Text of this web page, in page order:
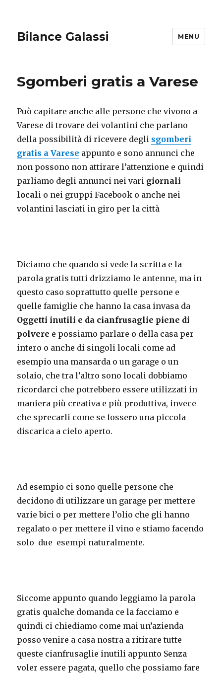
Bilance Galassi MENU
Sgomberi gratis a Varese
Può capitare anche alle persone che vivono a
Varese di trovare dei volantini che parlano
della possibilità di ricevere degli sgomberi
gratis a Varese appunto e sono annunci che
non possono non attirare l’attenzione e quindi
parliamo degli annunci nei vari giornali
locali o nei gruppi Facebook o anche nei
volantini lasciati in giro per la città
Diciamo che quando si vede la scritta e la
parola gratis tutti drizziamo le antenne, ma in
questo caso soprattutto quelle persone e
quelle famiglie che hanno la casa invasa da
Oggetti inutili e da cianfrusaglie piene di
polvere e possiamo parlare o della casa per
intero o anche di singoli locali come ad
esempio una mansarda o un garage o un
solaio, che tra l’altro sono locali dobbiamo
ricordarci che potrebbero essere utilizzati in
maniera più creativa e più produttiva, invece
che sprecarli come se fossero una piccola
discarica a cielo aperto.
Ad esempio ci sono quelle persone che
decidono di utilizzare un garage per mettere
varie bici o per mettere l’olio che gli hanno
regalato o per mettere il vino e stiamo facendo
solo due esempi naturalmente.
Siccome appunto quando leggiamo la parola
gratis qualche domanda ce la facciamo e
quindi ci chiediamo come mai un’azienda
posso venire a casa nostra a ritirare tutte
queste cianfrusaglie inutili appunto Senza
voler essere pagata, quello che possiamo fare